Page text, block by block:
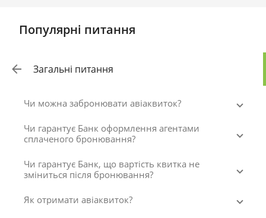
Популярні питання
Загальні питання
Чи можна забронювати авіаквиток?
Чи гарантує Банк оформлення агентами
сплаченого бронювання?
Чи гарантує Банк, що вартість квитка не
зміниться після бронювання?
Як отримати авіаквиток?